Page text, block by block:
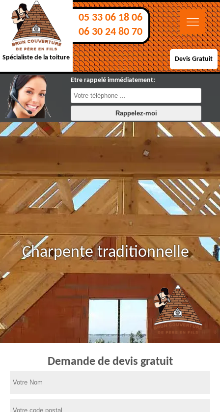
Spécialiste de la toiture
05 33 06 18 06
06 30 24 80 70
Devis Gratuit
Etre rappelé immédiatement:
Charpente traditionnelle
Demande de devis gratuit